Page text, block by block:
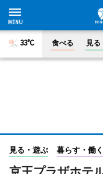
33°C 食べる 見る
見る・遊ぶ 暮らす・働く